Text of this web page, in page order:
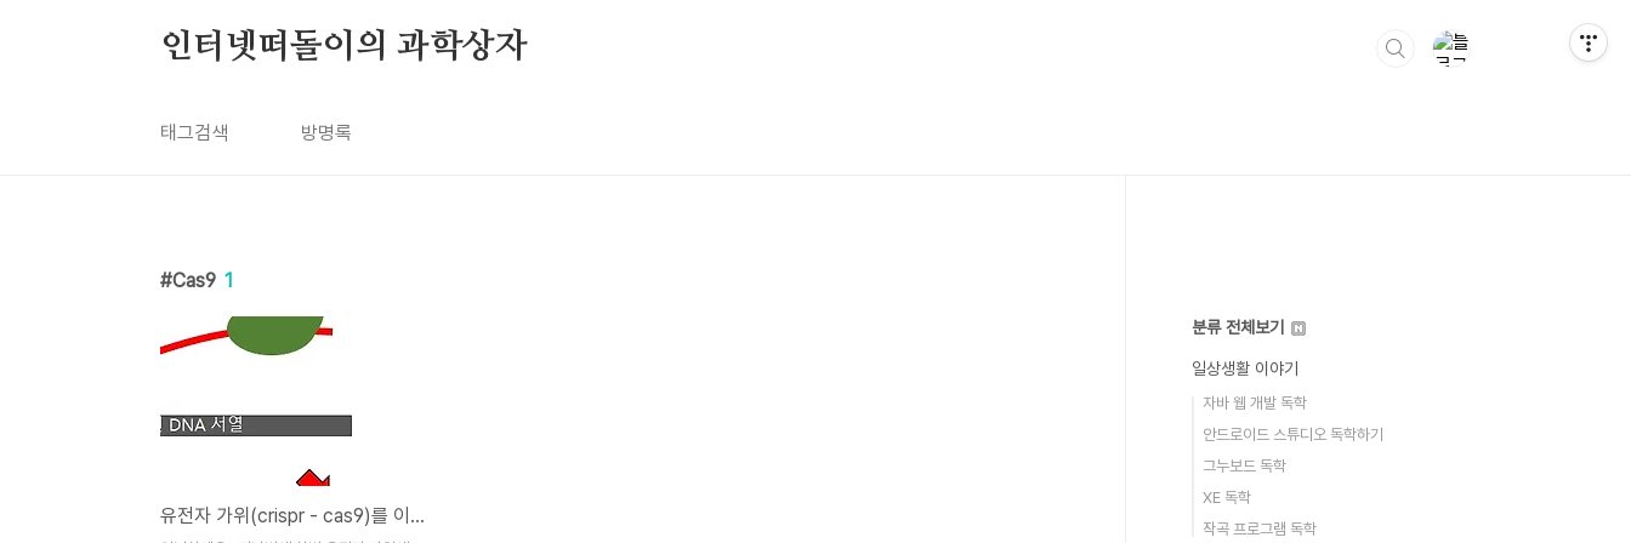
인터넷떠돌이의 과학상자
태그검색 방명록
Cas9 1
유전자 가위(crispr - cas9)를 이용한 유전자 기능 상실 (Knock Out)을 하는 방법 -1-
분류 전체보기
일상생활 이야기
자바 웹 개발 독학
안드로이드 스튜디오 독학하기
그누보드 독학
XE 독학
작곡 프로그램 독학